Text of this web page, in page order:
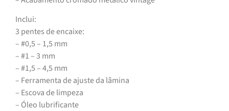
Inclui:
3 pentes de encaixe:
– #0,5 – 1,5 mm
– #1 – 3 mm
– #1,5 – 4,5 mm
– Ferramenta de ajuste da lâmina
– Escova de limpeza
– Óleo lubrificante